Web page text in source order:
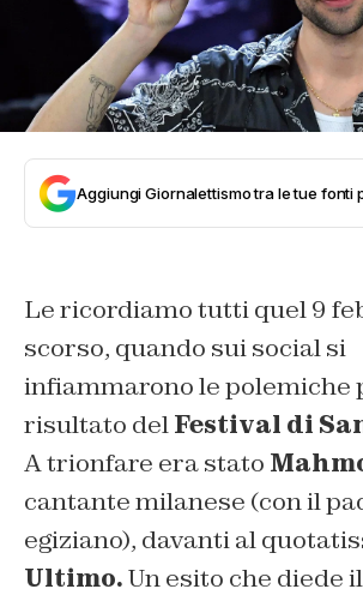
Aggiungi Giornalettismo tra le tue fonti
Le ricordiamo tutti quel 9
scorso, quando sui social si
infiammarono le polemiche
risultato delFestival di
A trionfare era stato
cantante milanese (con il
egiziano), davanti al
Ultimo.Un esito che diede